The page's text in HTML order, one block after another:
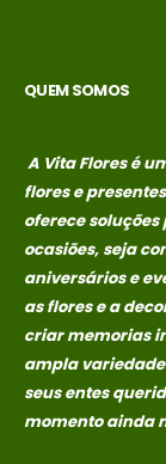
QUEM SOMOS
A Vita Flores é
flores e
oferece
ocasiões, seja
aniversários e
as flores e a
criar memorias
ampla
seus entes
momento ainda